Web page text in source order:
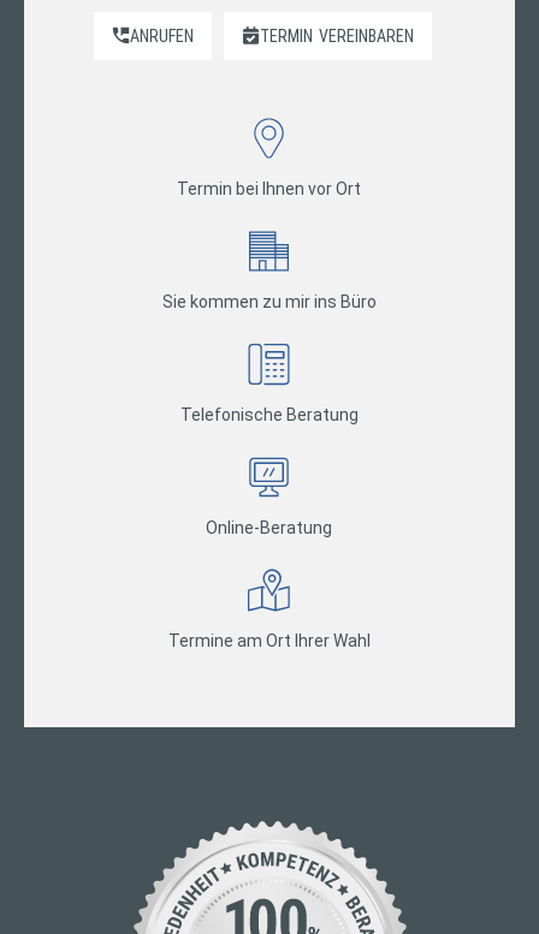
ANRUFEN TERMIN VEREINBAREN
Termin bei Ihnen vor Ort
Sie kommen zu mir ins Büro
Telefonische Beratung
Online-Beratung
Termine am Ort Ihrer Wahl